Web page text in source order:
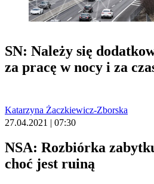
SN: Należy się
za pracę w nocy i za
Katarzyna Żaczkiewicz-Zborska
27.04.2021 | 07:30
NSA: Rozbiórka
choć jest ruiną